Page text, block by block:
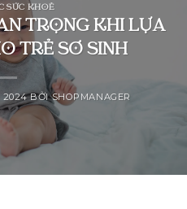
SỨC KHOẺ
TRỌNG KHI LỰA
TRẺ SƠ SINH
2024 BỞISHOPMANAGER